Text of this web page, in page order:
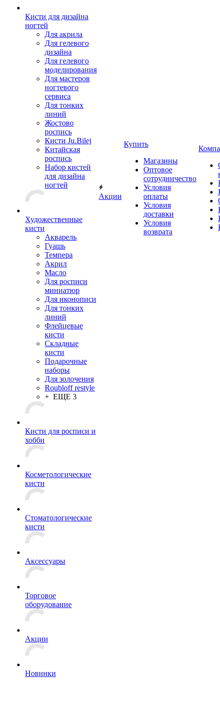
Кисти для дизайна
ногтей
Для акрила
Для гелевого
дизайна
Для гелевого
моделирования
Для мастеров
ногтевого
сервиса
Для тонких
линий
Жостово
роспись
Кисти Ju.Bilej
Китайская
роспись
Набор кистей
для дизайна
ногтей
Художественные
кисти
Акварель
Гуашь
Темпера
Акрил
Масло
Для росписи
миниатюр
Для иконописи
Для тонких
линий
Флейцевые
кисти
Складные
кисти
Подарочные
наборы
Для золочения
Roubloff restyle
+ ЕЩЕ 3
Кисти для росписи и
хобби
Косметологические
кисти
Стоматологические
кисти
Аксессуары
Торговое
оборудование
Акции
Новинки
Акции
Купить
Магазины
Оптовое
сотрудничество
Условия
оплаты
Условия
доставки
Условия
возврата